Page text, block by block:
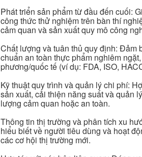
Phát triển sản phẩm từ đầu đến cuối:
công thức thử nghiệm trên bàn thí
cảm quan và sản xuất quy mô công
Chất lượng và tuân thủ quy định: Đảm
chuẩn an toàn thực phẩm nghiêm
phương/quốc tế (ví dụ: FDA, ISO,
Kỹ thuật quy trình và quản lý chi phí:
sản xuất, cải thiện năng suất và quản
lượng cảm quan hoặc an toàn.
Thông tin thị trường và phân tích xu
hiểu biết về người tiêu dùng và hoạt
các cơ hội thị trường mới.